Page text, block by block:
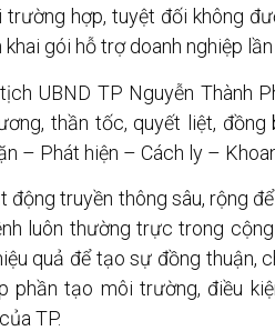
trường hợp, tuyệt đối không
gói hỗ trợ doanh nghiệp
UBND TP Nguyễn Thành
thần tốc, quyết liệt,
– Phát hiện – Cách ly –
động truyền thông sâu, rộng
luôn thường trực trong
quả để tạo sự đồng thuận,
phần tạo môi trường, điều
TP.